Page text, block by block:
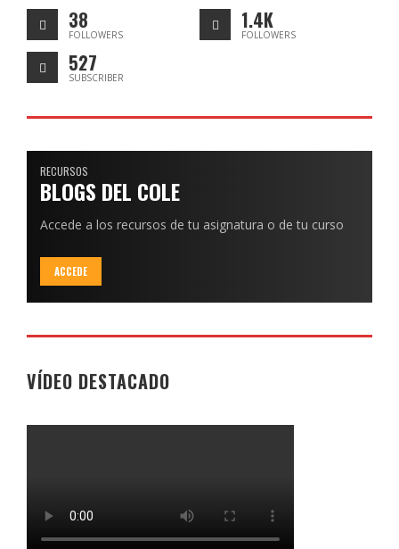
38
FOLLOWERS
1.4K
FOLLOWERS
527
SUBSCRIBER
RECURSOS
BLOGS DEL COLE
Accede a los recursos de tu asignatura o de tu curso
ACCEDE
VÍDEO DESTACADO